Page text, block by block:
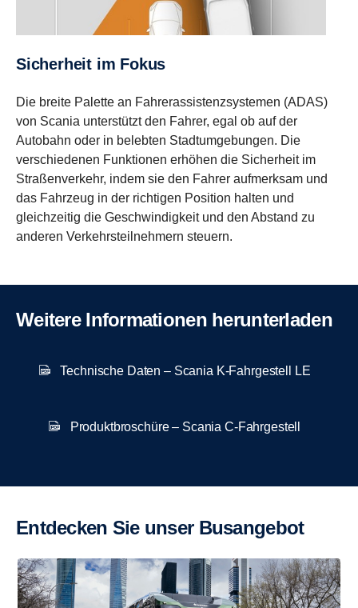
Sicherheit im Fokus
Die breite Palette an Fahrerassistenzsystemen (ADAS)
von Scania unterstützt den Fahrer, egal ob auf der
Autobahn oder in belebten Stadtumgebungen. Die
verschiedenen Funktionen erhöhen die Sicherheit im
Straßenverkehr, indem sie den Fahrer aufmerksam und
das Fahrzeug in der richtigen Position halten und
gleichzeitig die Geschwindigkeit und den Abstand zu
anderen Verkehrsteilnehmern steuern.
Weitere Informationen herunterladen
Technische Daten – Scania K-Fahrgestell LE
Produktbroschüre – Scania C-Fahrgestell
Entdecken Sie unser Busangebot